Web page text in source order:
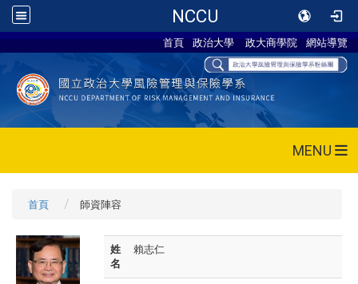
NCCU
首頁 政治大學 政大商學院 網站導覽
MENU
首頁 師資陣容
姓
名
賴志仁